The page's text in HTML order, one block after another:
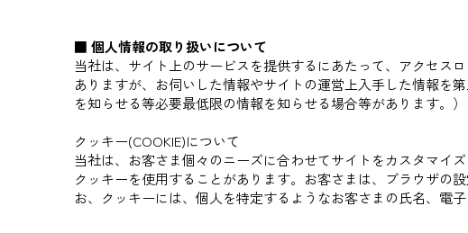
■ 個人情報の取り扱いについて
当社は、サイト上のサービスを提供するにあたって、アクセス
ありますが、お伺いした情報やサイトの運営上入手した情報を
を知らせる等必要最低限の情報を知らせる場合等があります。）
クッキー(COOKIE)について
当社は、お客さま個々のニーズに合わせてサイトをカスタマイ
クッキーを使用することがあります。お客さまは、ブラウザの
お、クッキーには、個人を特定するようなお客さまの氏名、電